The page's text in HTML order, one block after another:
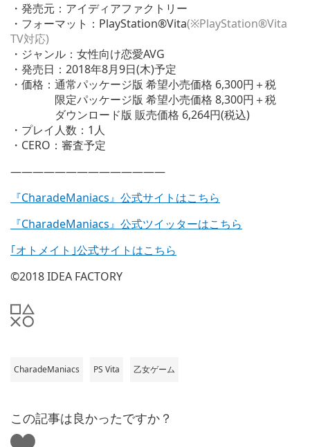
・発売元：アイディアファクトリー
・フォーマット：PlayStation®Vita(※PlayStation®Vita
TV対応)
・ジャンル：女性向け恋愛AVG
・発売日：2018年8月9日(木)予定
・価格：通常パッケージ版 希望小売価格 6,300円＋税
限定パッケージ版 希望小売価格 8,300円＋税
ダウンロード版 販売価格 6,264円(税込)
・プレイ人数：1人
・CERO：審査予定
——————————————
『CharadeManiacs』公式サイトはこちら
『CharadeManiacs』公式ツイッターはこちら
｢オトメイト｣公式サイトはこちら
©2018 IDEA FACTORY
CharadeManiacs PS Vita 乙女ゲーム
この記事は良かったですか？
い